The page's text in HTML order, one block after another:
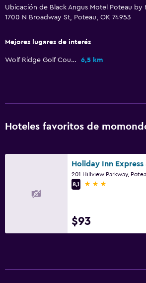
Ubicación de Black Angus Motel Poteau by
1700 N Broadway St, Poteau, OK 74953
Mejores lugares de interés
Wolf Ridge Golf Course 6,5 km
Hoteles favoritos de
8,1
3 estrellas
$93